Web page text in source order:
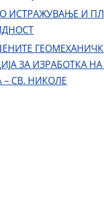
И
ЗА ИЗРАБОТКА
– СВ. НИКОЛЕ